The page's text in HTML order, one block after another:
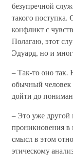
безупречной
такого поступка.
конфликт с
Полагаю, этот
Эдуард, но и
– Так-то оно так.
обычный человек
дойти до
– Это уже другой
проникновения в
смысл в этом
этическому